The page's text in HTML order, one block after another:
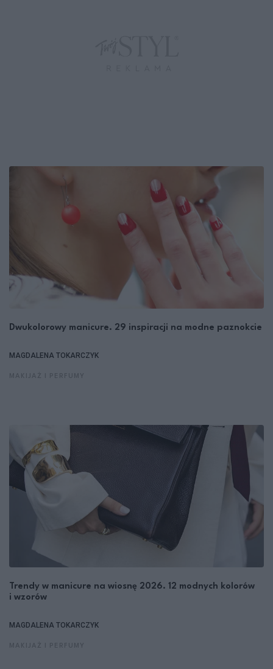
Dwukolorowy manicure. 29 inspiracji na modne paznokcie
MAGDALENA TOKARCZYK
Trendy w manicure na wiosnę 2026. 12 modnych kolorów
i wzorów
MAGDALENA TOKARCZYK